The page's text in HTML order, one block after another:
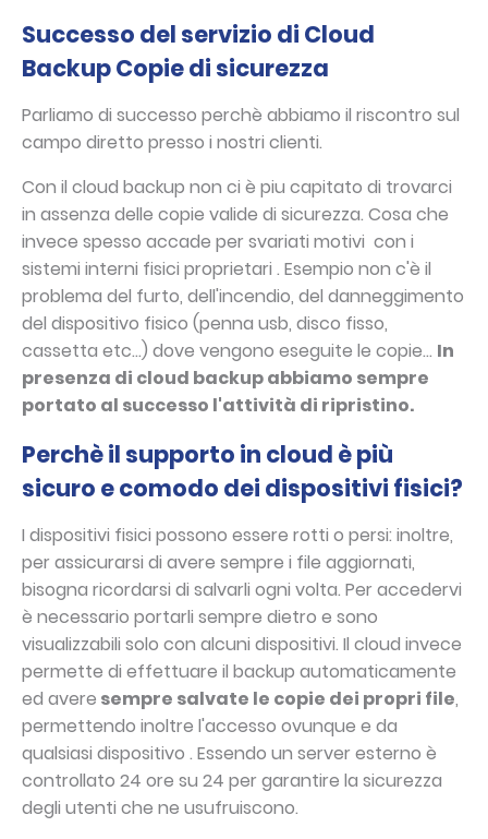
Successo del servizio di Cloud
Backup Copie di sicurezza
Parliamo di successo perchè abbiamo il riscontro sul
campo diretto presso i nostri clienti.
Con il cloud backup non ci è piu capitato di trovarci
in assenza delle copie valide di sicurezza. Cosa che
invece spesso accade per svariati motivi con i
sistemi interni fisici proprietari . Esempio non c'è il
problema del furto, dell'incendio, del danneggimento
del dispositivo fisico (penna usb, disco fisso,
cassetta etc...) dove vengono eseguite le copie... In
presenza di cloud backup abbiamo sempre
portato al successo l'attività di ripristino.
Perchè il supporto in cloud è più
sicuro e comodo dei dispositivi fisici?
I dispositivi fisici possono essere rotti o persi: inoltre,
per assicurarsi di avere sempre i file aggiornati,
bisogna ricordarsi di salvarli ogni volta. Per accedervi
è necessario portarli sempre dietro e sono
visualizzabili solo con alcuni dispositivi. Il cloud invece
permette di effettuare il backup automaticamente
ed avere sempre salvate le copie dei propri file,
permettendo inoltre l'accesso ovunque e da
qualsiasi dispositivo . Essendo un server esterno è
controllato 24 ore su 24 per garantire la sicurezza
degli utenti che ne usufruiscono.